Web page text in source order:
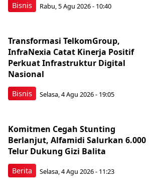
Bisnis Rabu, 5 Agu 2026 - 10:40
Bisnis
Transformasi TelkomGroup,
InfraNexia Catat Kinerja Positif
Perkuat Infrastruktur Digital
Nasional
Selasa, 4 Agu 2026 - 19:05
Berita
Komitmen Cegah Stunting
Berlanjut, Alfamidi Salurkan 6.000
Telur Dukung Gizi Balita
Selasa, 4 Agu 2026 - 11:23